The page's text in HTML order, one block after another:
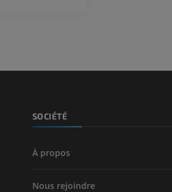
SOCIÉTÉ
À propos
Nous rejoindre